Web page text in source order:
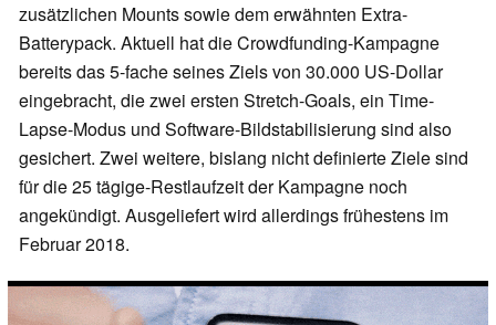
zusätzlichen Mounts sowie dem erwähnten Extra-
Batterypack. Aktuell hat die Crowdfunding-Kampagne
bereits das 5-fache seines Ziels von 30.000 US-Dollar
eingebracht, die zwei ersten Stretch-Goals, ein Time-
Lapse-Modus und Software-Bildstabilisierung sind also
gesichert. Zwei weitere, bislang nicht definierte Ziele sind
für die 25 tägige-Restlaufzeit der Kampagne noch
angekündigt. Ausgeliefert wird allerdings frühestens im
Februar 2018.